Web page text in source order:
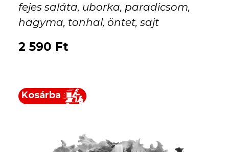
fejes saláta, uborka, paradicsom,
hagyma, tonhal, öntet, sajt
2 590 Ft
Kosárba